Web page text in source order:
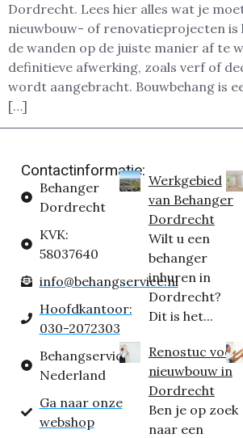
Dordrecht. Lees hier alles wat je
nieuwbouw- of renovatieprojecten is
de wanden op de juiste manier af te
definitieve afwerking, zoals verf of
wordt aangebracht. Bouwbehang is
[…]
Contactinformatie:
Behanger
Dordrecht
KVK:
58037640
info@behangservice.nl
Hoofdkantoor:
030-2072303
Behangservice
Nederland
Ga naar onze
webshop
Werkgebied
van Behanger
Dordrecht
Wilt u een
behanger
inhuren in
Dordrecht?
Dit is het...
Renostuc voor
nieuwbouw in
Dordrecht
Ben je op zoek
naar een